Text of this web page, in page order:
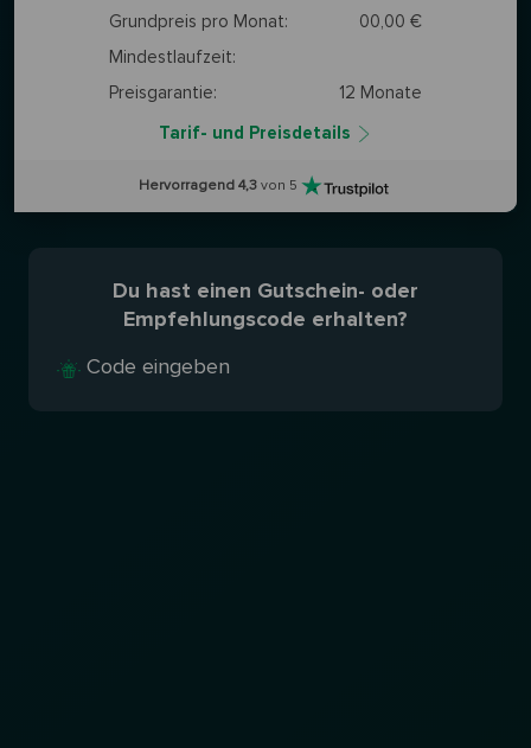
Grundpreis pro Monat:
00,00 €
Mindestlaufzeit:
Preisgarantie:
12 Monate
Tarif- und Preisdetails
Hervorragend 4,3 von 5
Du hast einen Gutschein- oder
Empfehlungscode erhalten?
Code eingeben